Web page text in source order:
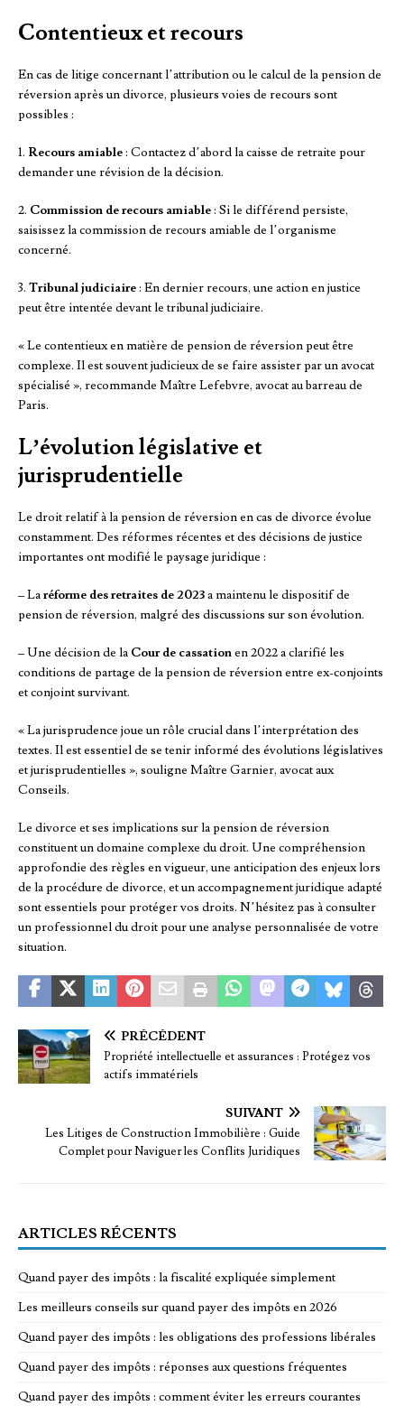
Contentieux et recours
En cas de litige concernant l’attribution ou le calcul de la pension de
réversion après un divorce, plusieurs voies de recours sont
possibles :
1. Recours amiable: Contactez d’abord la caisse de retraite pour
demander une révision de la décision.
2. Commission de recours amiable: Si le différend persiste,
saisissez la commission de recours amiable de l’organisme
concerné.
3. Tribunal judiciaire: En dernier recours, une action en justice
peut être intentée devant le tribunal judiciaire.
« Le contentieux en matière de pension de réversion peut être
complexe. Il est souvent judicieux de se faire assister par un avocat
spécialisé », recommande Maître Lefebvre, avocat au barreau de
Paris.
L’évolution législative et
jurisprudentielle
Le droit relatif à la pension de réversion en cas de divorce évolue
constamment. Des réformes récentes et des décisions de justice
importantes ont modifié le paysage juridique :
– Laréforme des retraites de 2023a maintenu le dispositif de
pension de réversion, malgré des discussions sur son évolution.
– Une décision de la Cour de cassationen 2022 a clarifié les
conditions de partage de la pension de réversion entre ex-conjoints
et conjoint survivant.
« La jurisprudence joue un rôle crucial dans l’interprétation des
textes. Il est essentiel de se tenir informé des évolutions législatives
et jurisprudentielles », souligne Maître Garnier, avocat aux
Conseils.
Le divorce et ses implications sur la pension de réversion
constituent un domaine complexe du droit. Une compréhension
approfondie des règles en vigueur, une anticipation des enjeux lors
de la procédure de divorce, et un accompagnement juridique adapté
sont essentiels pour protéger vos droits. N’hésitez pas à consulter
un professionnel du droit pour une analyse personnalisée de votre
situation.
PRÉCÉDENT
Propriété intellectuelle et assurances : Protégez vos
actifs immatériels
SUIVANT
Les Litiges de Construction Immobilière : Guide
Complet pour Naviguer les Conflits Juridiques
ARTICLES RÉCENTS
Quand payer des impôts : la fiscalité expliquée simplement
Les meilleurs conseils sur quand payer des impôts en 2026
Quand payer des impôts : les obligations des professions libérales
Quand payer des impôts : réponses aux questions fréquentes
Quand payer des impôts : comment éviter les erreurs courantes